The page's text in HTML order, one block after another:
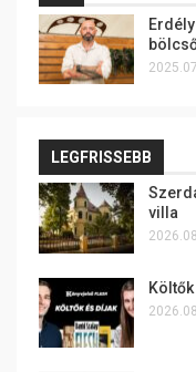
LEGFRISSEBB
villa